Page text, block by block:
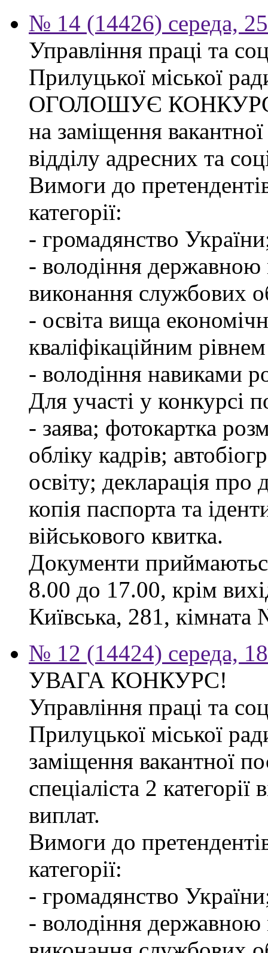
№ 14 (14426) середа,
Управління праці та
Прилуцької міської
ОГОЛОШУЄ
на заміщення вакантної
відділу адресних та
Вимоги до
категорії:
- громадянство
- володіння державною
виконання службових
- освіта вища
кваліфікаційним
- володіння навиками
Для участі у конкурсі
- заява; фотокартка
обліку кадрів;
освіту; декларація
копія паспорта та
військового квитка.
Документи
8.00 до 17.00, крім
Київська, 281,
№ 12 (14424) середа,
УВАГА КОНКУРС!
Управління праці та
Прилуцької міської
заміщення вакантної
спеціаліста 2
виплат.
Вимоги до
категорії:
- громадянство
- володіння державною